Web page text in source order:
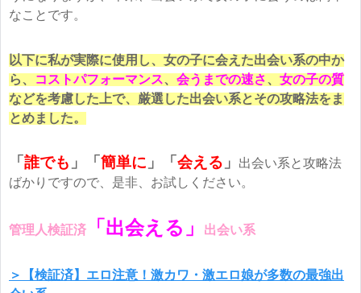
なことです。
以下に私が実際に使用し、女の子に会えた出会い系の中か
ら、
コストパフォーマンス、 会うまでの速さ、 女の子の質
などを考慮した上で、厳選した出会い系とその攻略法をま
とめました。
「 誰でも 」「 簡単に 」 「 会える 」
出会い系と攻略法
ばかりですので、是非、お試しください。
管理人検証済 「出会える」 出会い系
＞【検証済】エロ注意！激カワ・激エロ娘が多数の最強出